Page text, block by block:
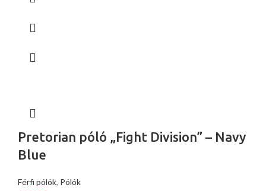
Pretorian póló „Fight Division” – Navy
Blue
Férfi pólók, Pólók